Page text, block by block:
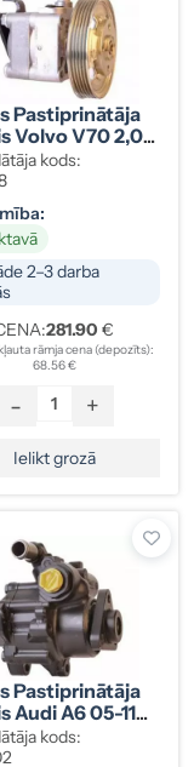
Pastiprinātāja
Volvo V70 2,0D
kods:
2–3 darba
281.90 €
rāmja cena (depozīts):
68.56 €
- +
Ielikt grozā
Pastiprinātāja
Audi A6 05-11
kods: